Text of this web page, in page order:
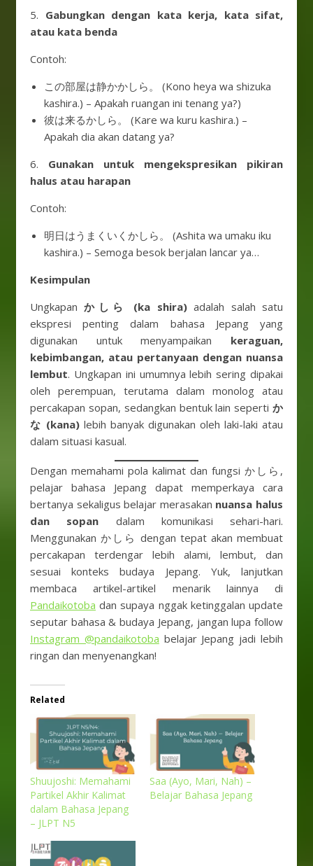
5. Gabungkan dengan kata kerja, kata sifat,
atau kata benda
Contoh:
この部屋は静かかしら。 (Kono heya wa shizuka
kashira.) – Apakah ruangan ini tenang ya?)
彼は来るかしら。 (Kare wa kuru kashira.) –
Apakah dia akan datang ya?
6. Gunakan untuk mengekspresikan pikiran
halus atau harapan
Contoh:
明日はうまくいくかしら。 (Ashita wa umaku iku
kashira.) – Semoga besok berjalan lancar ya…
Kesimpulan
Ungkapanかしら (ka shira)adalah salah satu
ekspresi penting dalam bahasa Jepang yang
digunakan untuk menyampaikan keraguan,
kebimbangan, atau pertanyaan dengan nuansa
lembut. Ungkapan ini umumnya lebih sering dipakai
oleh perempuan, terutama dalam monolog atau
percakapan sopan, sedangkan bentuk lain seperti か
な (kana) lebih banyak digunakan oleh laki-laki atau
dalam situasi kasual.
Dengan memahami pola kalimat dan fungsi かしら,
pelajar bahasa Jepang dapat memperkaya cara
bertanya sekaligus belajar merasakan nuansa halus
dan sopan dalam komunikasi sehari-hari.
Menggunakan かしら dengan tepat akan membuat
percakapan terdengar lebih alami, lembut, dan
sesuai konteks budaya Jepang. Yuk, lanjutkan
membaca artikel-artikel menarik lainnya di
Pandaikotoba dan supaya nggak ketinggalan update
seputar bahasa & budaya Jepang, jangan lupa follow
Instagram @pandaikotoba belajar Jepang jadi lebih
ringan dan menyenangkan!
Related
Shuujoshi: Memahami
Partikel Akhir Kalimat
dalam Bahasa Jepang
– JLPT N5
Saa (Ayo, Mari, Nah) –
Belajar Bahasa Jepang